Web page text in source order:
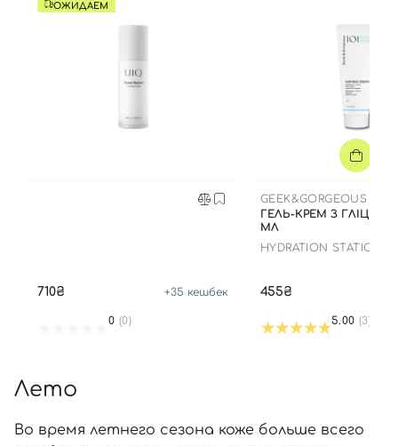
ОЖИДАЕМ
710₴ +35 кешбек
0 (0)
GEEK&GORGEOUS
ГЕЛЬ-КРЕМ З
МЛ
HYDRATION STATION
455₴
5.00 (3)
Лето
Во время летнего сезона коже больше всего